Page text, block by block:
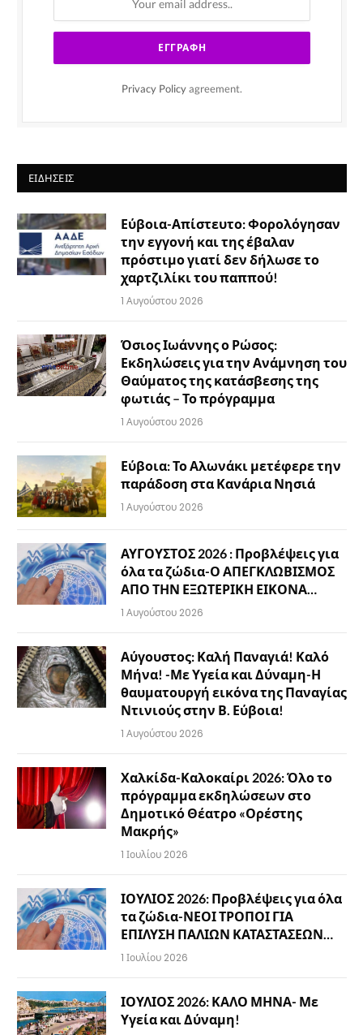
Privacy Policy agreement.
ΕΙΔΉΣΕΙΣ
Εύβοια-Απίστευτο: Φορολόγησαν
την εγγονή και της έβαλαν
πρόστιμο γιατί δεν δήλωσε το
χαρτζιλίκι του παππού!
1 Αυγούστου 2026
Όσιος Ιωάννης ο Ρώσος:
Εκδηλώσεις για την Ανάμνηση του
Θαύματος της κατάσβεσης της
φωτιάς – Το πρόγραμμα
1 Αυγούστου 2026
Εύβοια: Το Αλωνάκι μετέφερε την
παράδοση στα Κανάρια Νησιά
1 Αυγούστου 2026
ΑΥΓΟΥΣΤΟΣ 2026 : Προβλέψεις για
όλα τα ζώδια-Ο ΑΠΕΓΚΛΩΒΙΣΜΟΣ
ΑΠΟ ΤΗΝ ΕΞΩΤΕΡΙΚΗ ΕΙΚΟΝΑ…
1 Αυγούστου 2026
Αύγουστος: Καλή Παναγιά! Καλό
Μήνα! -Με Υγεία και Δύναμη-Η
θαυματουργή εικόνα της Παναγίας
Ντινιούς στην Β. Εύβοια!
1 Αυγούστου 2026
Χαλκίδα-Καλοκαίρι 2026: Όλο το
πρόγραμμα εκδηλώσεων στο
Δημοτικό Θέατρο «Ορέστης
Μακρής»
1 Ιουλίου 2026
ΙΟΥΛΙΟΣ 2026: Προβλέψεις για όλα
τα ζώδια-ΝΕΟΙ ΤΡΟΠΟΙ ΓΙΑ
ΕΠΙΛΥΣΗ ΠΑΛΙΩΝ ΚΑΤΑΣΤΑΣΕΩΝ…
1 Ιουλίου 2026
ΙΟΥΛΙΟΣ 2026: ΚΑΛΟ ΜΗΝΑ- Με
Υγεία και Δύναμη!